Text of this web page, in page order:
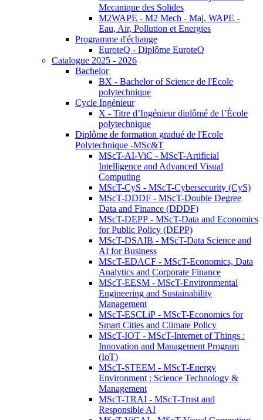
Mecanique des Solides
M2WAPE - M2 Mech - Maj. WAPE -
Eau, Air, Pollution et Energies
Programme d'échange
EuroteQ - Diplôme EuroteQ
Catalogue 2025 - 2026
Bachelor
BX - Bachelor of Science de l'Ecole
polytechnique
Cycle Ingénieur
X - Titre d’Ingénieur diplômé de l’École
polytechnique
Diplôme de formation gradué de l'Ecole
Polytechnique -MSc&T
MScT-AI-ViC - MScT-Artificial
Intelligence and Advanced Visual
Computing
MScT-CyS - MScT-Cybersecurity (CyS)
MScT-DDDF - MScT-Double Degree
Data and Finance (DDDF)
MScT-DEPP - MScT-Data and Economics
for Public Policy (DEPP)
MScT-DSAIB - MScT-Data Science and
AI for Business
MScT-EDACF - MScT-Economics, Data
Analytics and Corporate Finance
MScT-EESM - MScT-Environmental
Engineering and Sustainability
Management
MScT-ESCLiP - MScT-Economics for
Smart Cities and Climate Policy
MScT-IOT - MScT-Internet of Things :
Innovation and Management Program
(IoT)
MScT-STEEM - MScT-Energy
Environment : Science Technology &
Management
MScT-TRAI - MScT-Trust and
Responsible AI